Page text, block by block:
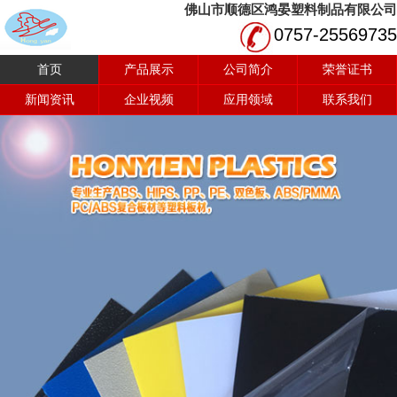
佛山市顺德区鸿晏塑料制品有限公司
0757-25569735
首页 产品展示 公司简介 荣誉证书
新闻资讯 企业视频 应用领域 联系我们